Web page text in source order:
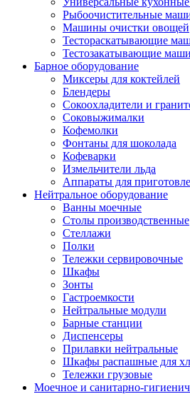
Рыбоочистительные
Машины очистки овощей
Тестораскатывающие
Тестозакатывающие
Барное оборудование
Миксеры для коктейлей
Блендеры
Сокоохладители и
Соковыжималки
Кофемолки
Фонтаны для шоколада
Кофеварки
Измельчители льда
Аппараты для
Нейтральное оборудование
Ванны моечные
Столы производственные
Стеллажи
Полки
Тележки сервировочные
Шкафы
Зонты
Гастроемкости
Нейтральные модули
Барные станции
Диспенсеры
Прилавки нейтральные
Шкафы распашные для
Тележки грузовые
Моечное и санитарно-